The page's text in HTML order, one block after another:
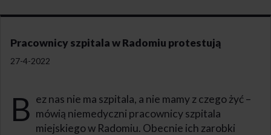
Pracownicy szpitala w Radomiu protestują
27-4-2022
B ez nas nie ma szpitala, a nie mamy z czego żyć –
mówią niemedyczni pracownicy szpitala
miejskiego w Radomiu. Obecnie ich zarobki